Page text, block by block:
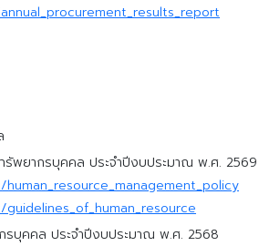
รัพยากรบุคคล ประจำปีงบประมาณ พ.ศ. 2569
รบุคคล ประจำปีงบประมาณ พ.ศ. 2568